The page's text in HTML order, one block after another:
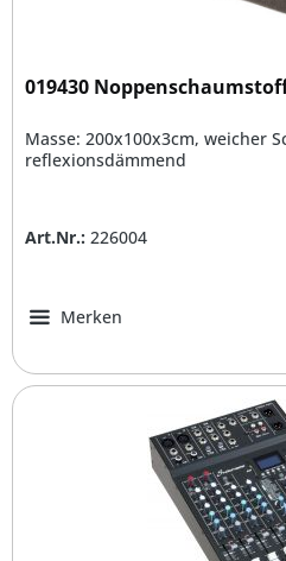
019430
Masse: 200x100x3cm, weicher
reflexionsdämmend
Art.Nr.: 226004
Merken